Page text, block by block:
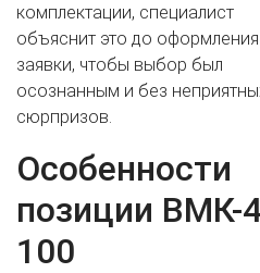
ВАШЕ ИМЯ
ВАШ ТЕЛЕФОН
комплектации, специалист
объяснит это до оформления
заявки, чтобы выбор был
осознанным и без
сюрпризов.
Особенности
позиции ВМК-
100